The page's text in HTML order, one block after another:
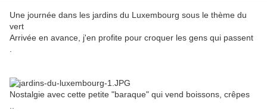
Une journée dans les jardins du Luxembourg sous le thème du
vert
Arrivée en avance, j'en profite pour croquer les gens qui passent
Nostalgie avec cette petite "baraque" qui vend boissons, crêpes